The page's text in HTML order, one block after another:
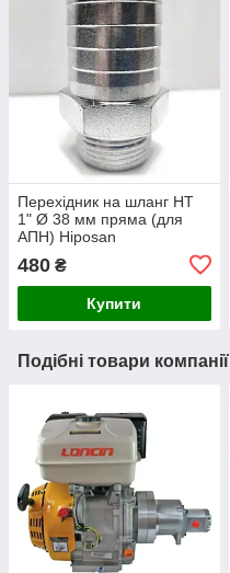
Перехідник на шланг НТ
1" Ø 38 мм пряма (для
АПН) Hiposan
480 ₴
Купити
Подібні товари компанії